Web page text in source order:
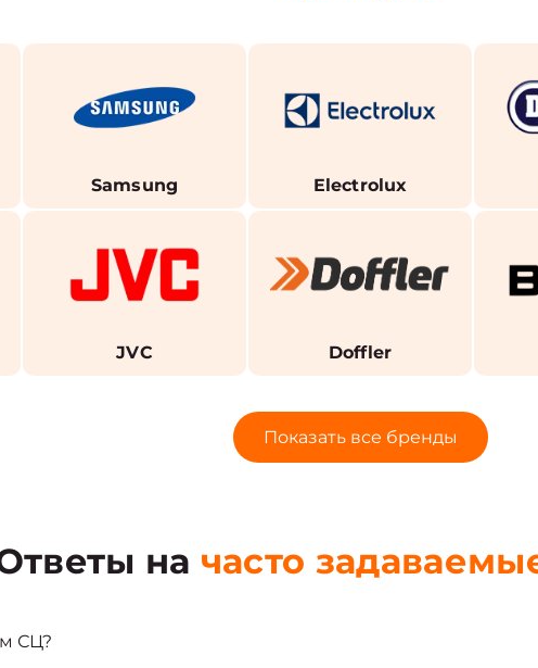
Samsung Electrolux
JVC Doffler
Показать все бренды
на часто
СЦ?